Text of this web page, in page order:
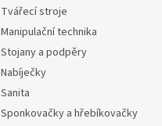
Tvářecí stroje
Manipulační technika
Stojany a podpěry
Nabíječky
Sanita
Sponkovačky a hřebíkovačky